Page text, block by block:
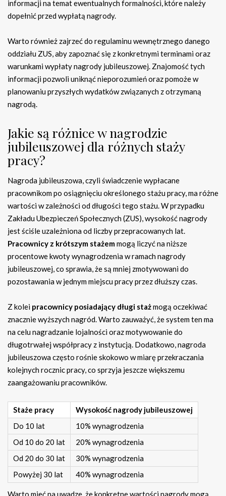
informacji na temat ewentualnych formalności, które należy
dopełnić przed wypłatą nagrody.
Warto również zajrzeć do regulaminu wewnętrznego danego
oddziału ZUS, aby zapoznać się z konkretnymi terminami oraz
warunkami wypłaty nagrody jubileuszowej. Znajomość tych
informacji pozwoli uniknąć nieporozumień oraz pomoże w
planowaniu przyszłych wydatków związanych z otrzymaną
nagrodą.
Jakie są różnice w nagrodzie
jubileuszowej dla różnych staży
pracy?
Nagroda jubileuszowa, czyli świadczenie wypłacane
pracownikom po osiągnięciu określonego stażu pracy, ma różne
wartości w zależności od długości tego stażu. W przypadku
Zakładu Ubezpieczeń Społecznych (ZUS), wysokość nagrody
jest ściśle uzależniona od liczby przepracowanych lat.
Pracownicy z krótszym stażemmogą liczyć na niższe
procentowe kwoty wynagrodzenia w ramach nagrody
jubileuszowej, co sprawia, że są mniej zmotywowani do
pozostawania w jednym miejscu pracy przez dłuższy czas.
Z kolei pracownicy posiadający długi stażmogą oczekiwać
znacznie wyższych nagród. Warto zauważyć, że system ten ma
na celu nagradzanie lojalności oraz motywowanie do
długotrwałej współpracy z instytucją. Dodatkowo, nagroda
jubileuszowa często rośnie skokowo w miarę przekraczania
kolejnych rocznic pracy, co sprzyja jeszcze większemu
zaangażowaniu pracowników.
Staże pracy
Wysokość nagrody jubileuszowej
Do 10 lat
10% wynagrodzenia
Od 10 do 20 lat
20% wynagrodzenia
Od 20 do 30 lat
30% wynagrodzenia
Powyżej 30 lat
40% wynagrodzenia
Warto mieć na uwadze, że konkretne wartości nagrody mogą